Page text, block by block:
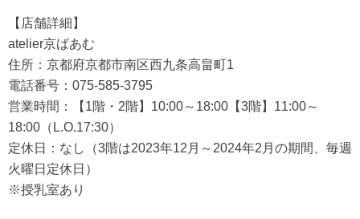
【店舗詳細】
atelier京ばあむ
住所：京都府京都市南区西九条高畠町1
電話番号：075-585-3795
営業時間：【1階・2階】10:00～18:00【3階】11:00～
18:00（L.O.17:30）
定休日：なし（3階は2023年12月～2024年2月の期間、毎週
火曜日定休日）
※授乳室あり